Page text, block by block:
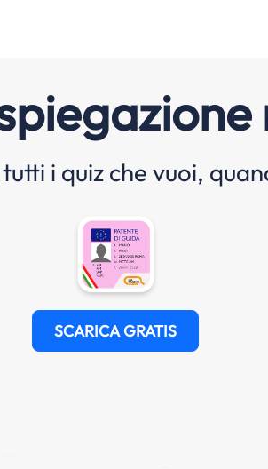
i quiz che vuoi,
SCARICA GRATIS